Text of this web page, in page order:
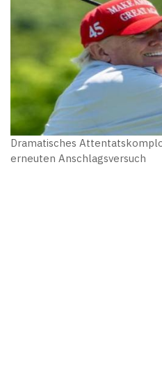
Dramatisches
erneuten Anschlagsversuch